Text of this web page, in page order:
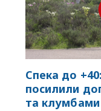
Спека до
посилили
та клумбами